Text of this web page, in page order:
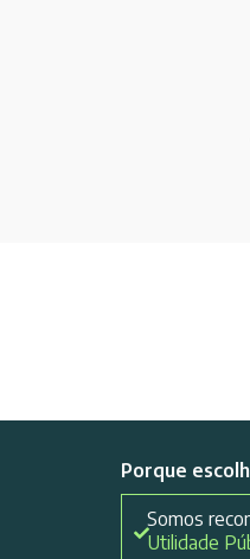
Porque
Somos
Utilidade